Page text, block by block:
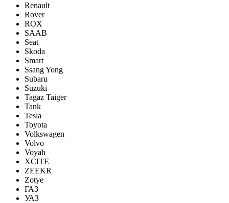
Renault
Rover
ROX
SAAB
Seat
Skoda
Smart
Ssang Yong
Subaru
Suzuki
Tagaz Taiger
Tank
Tesla
Toyota
Volkswagen
Volvo
Voyah
XCITE
ZEEKR
Zotye
ГАЗ
УАЗ